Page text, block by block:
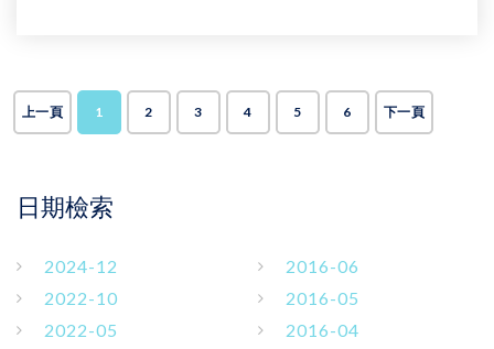
上一頁 1 2 3 4 5 6 下一頁
日期檢索
2024-12
2022-10
2022-05
2016-06
2016-05
2016-04